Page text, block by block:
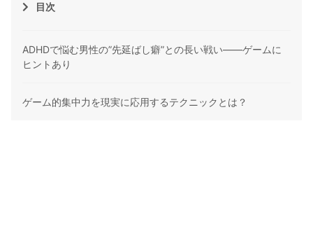
目次
ADHDで悩む男性の”先延ばし癖”との長い戦い――ゲームに
ヒントあり
ゲーム的集中力を現実に応用するテクニックとは？